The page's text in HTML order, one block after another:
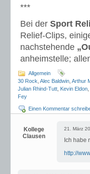
***
Bei der Sport
Relief-Clips,
nachstehende
anheimstelle;
Allgemein
30 Rock Alec Baldwin Arthur
Julian Rhind-Tutt Kevin Eldon
Fey
Einen Kommentar
Kollege
Clausen
21. März
Ich habe
http://